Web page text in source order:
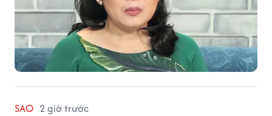
SAO 2 giờ trước